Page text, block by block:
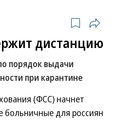
дистанцию
порядок выдачи
при карантине
(ФСС) начнет
больничные для россиян